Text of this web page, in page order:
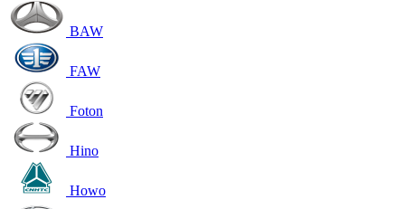
BAW
FAW
Foton
Hino
Howo